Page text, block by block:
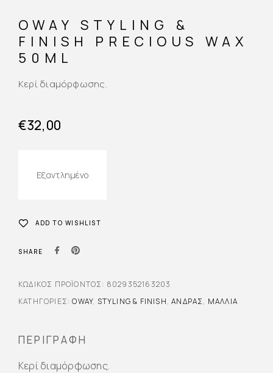
OWAY STYLING &
FINISH PRECIOUS WAX
50ML
Κερί διαμόρφωσης.
€32,00
Εξαντλημένο
ADD TO WISHLIST
SHARE
ΠΕΡΙΓΡΑΦΉ
Κερί διαμόρφωσης.
ΚΩΔΙΚΌΣ ΠΡΟΪΌΝΤΟΣ: 8029352163203
ΚΑΤΗΓΟΡΊΕΣ:OWAY, STYLING & FINISH,ΆΝΔΡΑΣ, ΜΑΛΛΙΆ